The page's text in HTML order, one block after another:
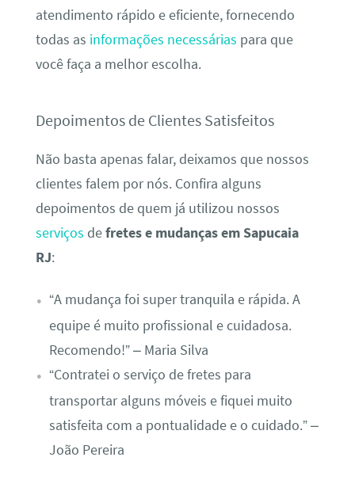
atendimento rápido e eficiente, fornecendo
todas as informações necessárias para que
você faça a melhor escolha.
Depoimentos de Clientes Satisfeitos
Não basta apenas falar, deixamos que nossos
clientes falem por nós. Confira alguns
depoimentos de quem já utilizou nossos
serviços defretes e mudanças em Sapucaia
RJ:
“A mudança foi super tranquila e rápida. A
equipe é muito profissional e cuidadosa.
Recomendo!” – Maria Silva
“Contratei o serviço de fretes para
transportar alguns móveis e fiquei muito
satisfeita com a pontualidade e o cuidado.” –
João Pereira